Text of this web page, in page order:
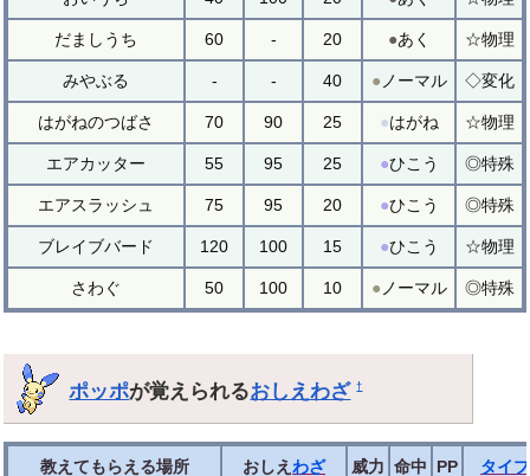
だましうち 60 - 20 ●あく ☆物理
みやぶる - - 40 ● ノーマル ◇変化
はがねのつばさ 70 90 25 ●はがね ☆物理
エアカッター 55 95 25 ●ひこう ◎特殊
エアスラッシュ 75 95 20 ●ひこう ◎特殊
ブレイブバード 120 100 15 ●ひこう ☆物理
さわぐ 50 100 10 ● ノーマル ◎特殊
ポッポが覚えられるおしえわざ †
教えてもらえる場所 おしえ わざ 威力 命中 PP タイプ